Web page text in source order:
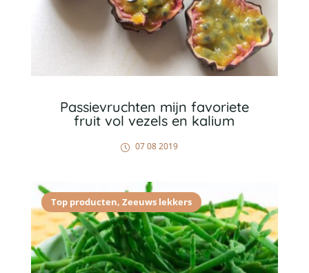
Passievruchten mijn favoriete
fruit vol vezels en kalium
07 08 2019
Top producten, Zeeuws lekkers